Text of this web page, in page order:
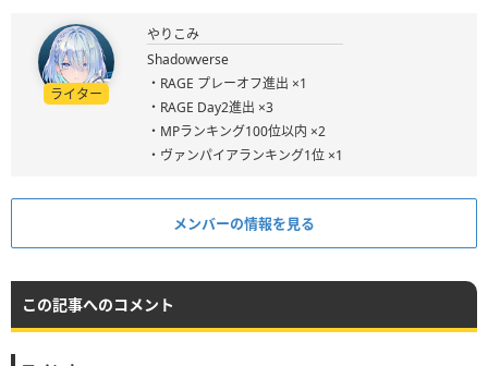
ライター
やりこみ
Shadowverse
・RAGE プレーオフ進出 ×1
・RAGE Day2進出 ×3
・MPランキング100位以内 ×2
・ヴァンパイアランキング1位 ×1
メンバーの情報を見る
この記事へのコメント